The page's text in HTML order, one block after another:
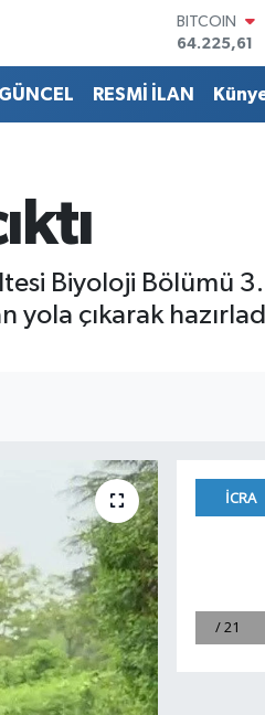
47,7143
55,0317
STERLİN
GÜNCEL RESMİ İLAN
Biyoloji Bölümü
yola çıkarak